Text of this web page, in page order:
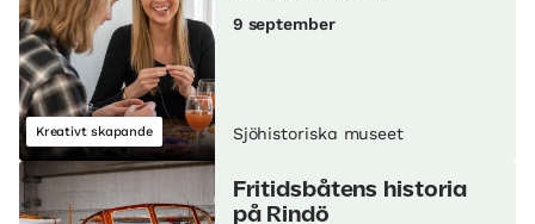
Kreativt skapande
9 september
Sjöhistoriska museet
Fritidsbåtens historia
på Rindö